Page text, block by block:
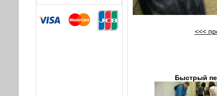
<<<
Быстрый